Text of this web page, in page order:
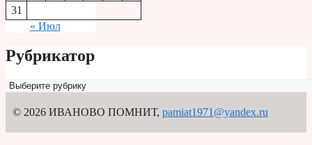
31
« Июл
Рубрикатор
Рубрикатор
© 2026 ИВАНОВО ПОМНИТ, pamiat1971@yandex.ru